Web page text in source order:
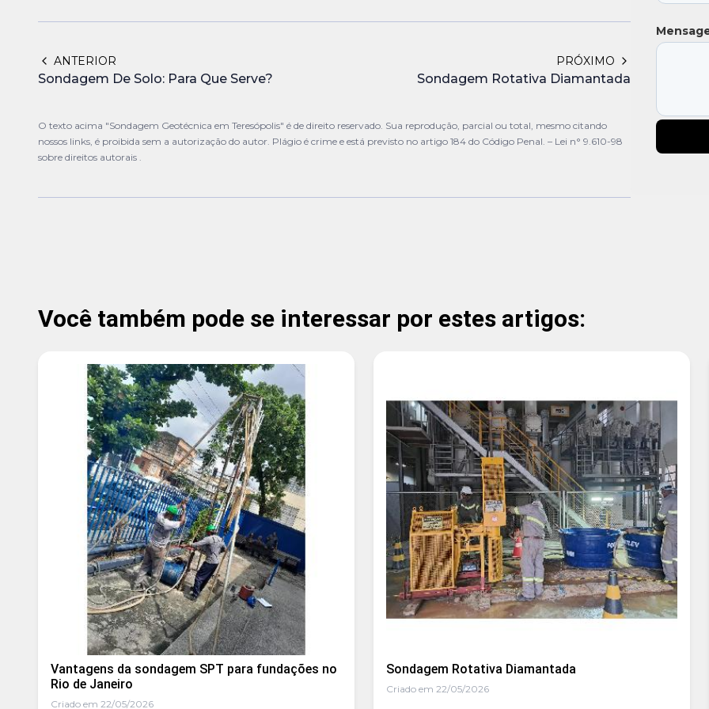
ANTERIOR
Sondagem De Solo: Para Que Serve?
PRÓXIMO
Sondagem Rotativa Diamantada
O texto acima "Sondagem Geotécnica em Teresópolis" é de direito reservado. Sua reprodução, parcial ou total, mesmo citando
nossos links, é proibida sem a autorização do autor. Plágio é crime e está previsto no artigo 184 do Código Penal. – Lei n° 9.610-98
sobre direitos autorais .
Você também pode se interessar por estes artigos:
Vantagens da sondagem SPT para fundações no
Rio de Janeiro
Criado em 22/05/2026
Sondagem Rotativa Diamantada
Criado em 22/05/2026